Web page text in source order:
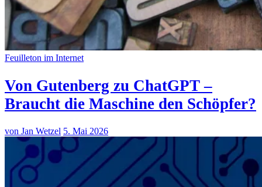
Feuilleton im Internet
Von Gutenberg zu ChatGPT –
Braucht die Maschine den Schöpfer?
von Jan Wetzel 5. Mai 2026